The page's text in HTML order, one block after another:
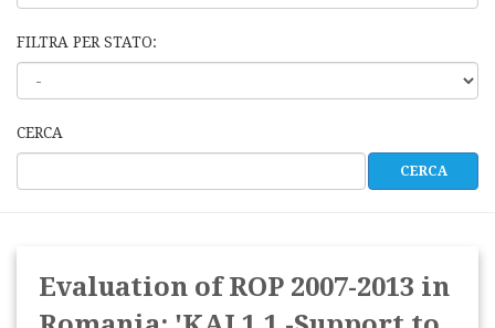
FILTRA PER STATO:
CERCA
Evaluation of ROP 2007-2013 in